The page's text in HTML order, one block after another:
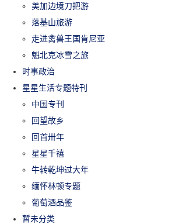
美加边境刀把游
落基山旅游
走进禽兽王国肯尼亚
魁北克冰雪之旅
时事政治
星星生活专题特刊
中国专刊
回望故乡
回首卅年
星星千禧
牛转乾坤过大年
缅怀林顿专题
葡萄酒品鉴
暂未分类